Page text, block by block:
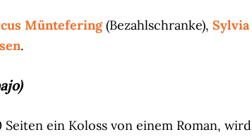
Müntefering(Bezahlschranke), Sylvia
.
Seiten ein Koloss von einem Roman, wird